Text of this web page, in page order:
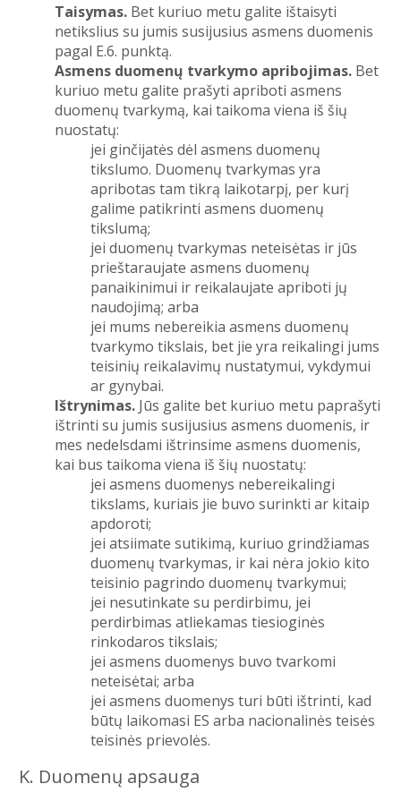
Taisymas. Bet kuriuo metu galite ištaisyti
netikslius su jumis susijusius asmens duomenis
pagal E.6. punktą.
Asmens duomenų tvarkymo apribojimas. Bet
kuriuo metu galite prašyti apriboti asmens
duomenų tvarkymą, kai taikoma viena iš šių
nuostatų:
jei ginčijatės dėl asmens duomenų
tikslumo. Duomenų tvarkymas yra
apribotas tam tikrą laikotarpį, per kurį
galime patikrinti asmens duomenų
tikslumą;
jei duomenų tvarkymas neteisėtas ir jūs
prieštaraujate asmens duomenų
panaikinimui ir reikalaujate apriboti jų
naudojimą; arba
jei mums nebereikia asmens duomenų
tvarkymo tikslais, bet jie yra reikalingi jums
teisinių reikalavimų nustatymui, vykdymui
ar gynybai.
Ištrynimas. Jūs galite bet kuriuo metu paprašyti
ištrinti su jumis susijusius asmens duomenis, ir
mes nedelsdami ištrinsime asmens duomenis,
kai bus taikoma viena iš šių nuostatų:
jei asmens duomenys nebereikalingi
tikslams, kuriais jie buvo surinkti ar kitaip
apdoroti;
jei atsiimate sutikimą, kuriuo grindžiamas
duomenų tvarkymas, ir kai nėra jokio kito
teisinio pagrindo duomenų tvarkymui;
jei nesutinkate su perdirbimu, jei
perdirbimas atliekamas tiesioginės
rinkodaros tikslais;
jei asmens duomenys buvo tvarkomi
neteisėtai; arba
jei asmens duomenys turi būti ištrinti, kad
būtų laikomasi ES arba nacionalinės teisės
teisinės prievolės.
K. Duomenų apsauga